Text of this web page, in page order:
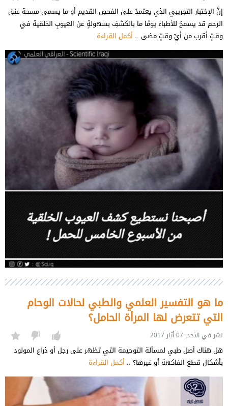
إنَّ الإختبار التجريبي الذي يعتمدُ على الفحصِ القديم أو ما يسمى مسحة عنق
الرحم قد يسمحُ للأطباء يومًا ما بالكشفِ بسهولةٍ عن العيوبِ الخلقية في
وقتٍ أقرب من أيِّ وقتٍ مضى .. أكمل القراءة
ما هو التفسير العلمي والطبي لحالات الوحام
التي تتعرض لها المرأة الحامل؟
نشر في الأحد, 07 أيّار 2017
هل هناك أصل طبي لمسألة التوحيمة التي تظهر على رجل أو ذراع المولود
بأشكال قطع الفاكهة أو غيرها؟ .. أكمل القراءة